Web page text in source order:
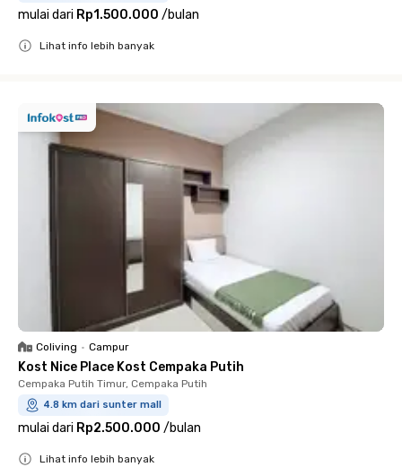
mulai dari Rp1.500.000 /bulan
Lihat info lebih banyak
Coliving • Campur
Kost Nice Place Kost Cempaka Putih
Cempaka Putih Timur, Cempaka Putih
4.8 km dari sunter mall
mulai dari Rp2.500.000 /bulan
Lihat info lebih banyak